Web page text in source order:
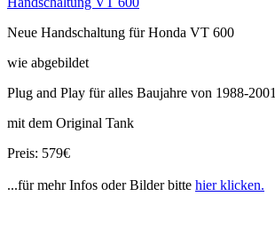
Neue Handschaltung für Honda VT 600
wie abgebildet
Plug and Play für alles Baujahre von 1988-2001
mit dem Original Tank
Preis: 579€
...für mehr Infos oder Bilder bitte hier klicken.